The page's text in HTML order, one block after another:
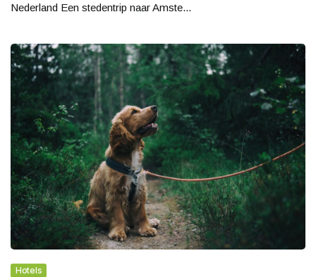
Nederland Een stedentrip naar Amste...
Hotels